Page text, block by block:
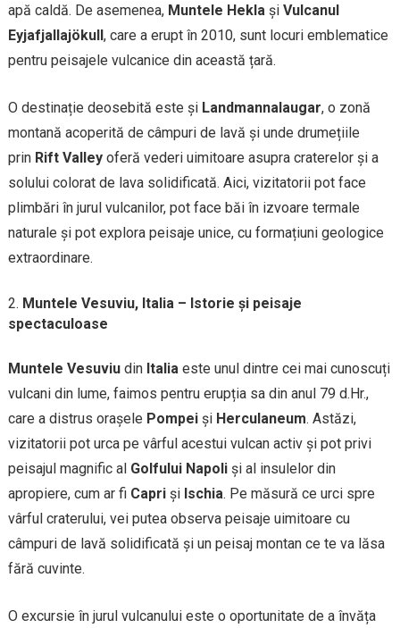
apă caldă. De asemenea, Muntele Heklași Vulcanul
Eyjafjallajökull, care a erupt în 2010, sunt locuri emblematice
pentru peisajele vulcanice din această țară.
O destinație deosebită este și Landmannalaugar, o zonă
montană acoperită de câmpuri de lavă și unde drumețiile
prin Rift Valleyoferă vederi uimitoare asupra craterelor și a
solului colorat de lava solidificată. Aici, vizitatorii pot face
plimbări în jurul vulcanilor, pot face băi în izvoare termale
naturale și pot explora peisaje unice, cu formațiuni geologice
extraordinare.
Muntele Vesuviu, Italia – Istorie și peisaje
spectaculoase
Muntele Vesuviudin Italiaeste unul dintre cei mai cunoscuți
vulcani din lume, faimos pentru erupția sa din anul 79 d.Hr.,
care a distrus orașele Pompeiși Herculaneum. Astăzi,
vizitatorii pot urca pe vârful acestui vulcan activ și pot privi
peisajul magnific al Golfului Napoliși al insulelor din
apropiere, cum ar fi Capriși Ischia. Pe măsură ce urci spre
vârful craterului, vei putea observa peisaje uimitoare cu
câmpuri de lavă solidificată și un peisaj montan ce te va lăsa
fără cuvinte.
O excursie în jurul vulcanului este o oportunitate de a învăța